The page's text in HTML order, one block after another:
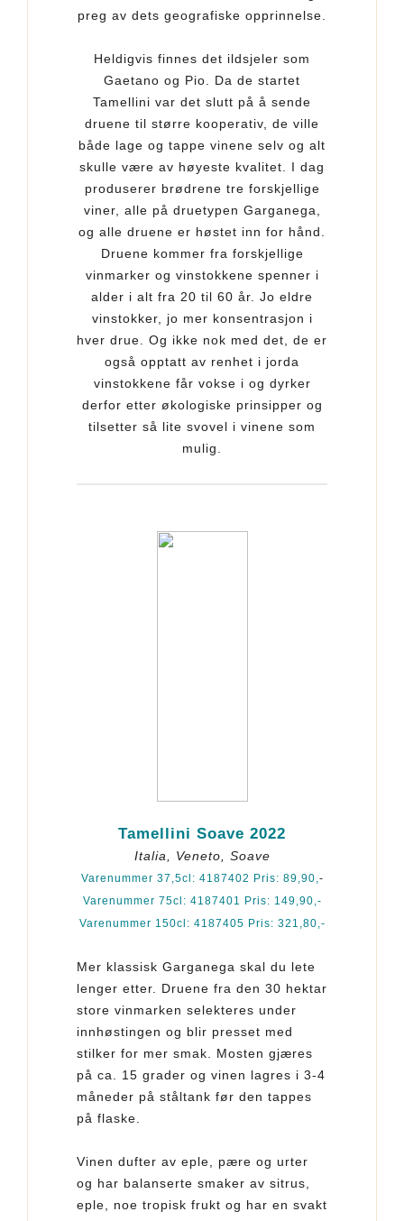
preg av dets geografiske opprinnelse.
Heldigvis finnes det ildsjeler som
Gaetano og Pio. Da de startet
Tamellini var det slutt på å sende
druene til større kooperativ, de ville
både lage og tappe vinene selv og alt
skulle være av høyeste kvalitet. I dag
produserer brødrene tre forskjellige
viner, alle på druetypen Garganega,
og alle druene er høstet inn for hånd.
Druene kommer fra forskjellige
vinmarker og vinstokkene spenner i
alder i alt fra 20 til 60 år. Jo eldre
vinstokker, jo mer konsentrasjon i
hver drue. Og ikke nok med det, de er
også opptatt av renhet i jorda
vinstokkene får vokse i og dyrker
derfor etter økologiske prinsipper og
tilsetter så lite svovel i vinene som
mulig.
Tamellini Soave 2022
Italia, Veneto, Soave
Varenummer 37,5cl: 4187402 Pris: 89,90,-
Varenummer 75cl: 4187401 Pris: 149,90,-
Varenummer 150cl: 4187405 Pris: 321,80,-
Mer klassisk Garganega skal du lete
lenger etter. Druene fra den 30 hektar
store vinmarken selekteres under
innhøstingen og blir presset med
stilker for mer smak. Mosten gjæres
på ca. 15 grader og vinen lagres i 3-4
måneder på ståltank før den tappes
på flaske.
Vinen dufter av eple, pære og urter
og har balanserte smaker av sitrus,
eple, noe tropisk frukt og har en svakt